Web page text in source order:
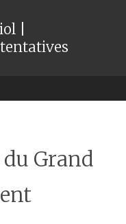
|
Grand